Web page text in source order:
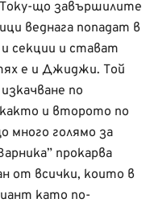
що завършилите
веднага попадат в
секции и стават
е и Джиджи. Той
по
и второто по
много голямо за
прокарва
от всички, които в
като по-